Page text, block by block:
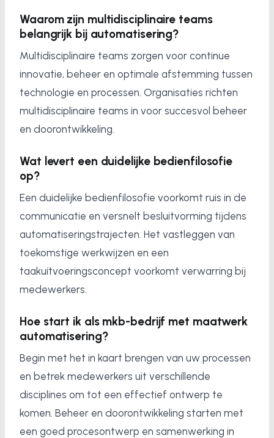
Waarom zijn multidisciplinaire teams
belangrijk bij automatisering?
Multidisciplinaire teams zorgen voor continue
innovatie, beheer en optimale afstemming tussen
technologie en processen. Organisaties richten
multidisciplinaire teams in voor succesvol beheer
en doorontwikkeling.
Wat levert een duidelijke bedienfilosofie
op?
Een duidelijke bedienfilosofie voorkomt ruis in de
communicatie en versnelt besluitvorming tijdens
automatiseringstrajecten. Het vastleggen van
toekomstige werkwijzen en een
taakuitvoeringsconcept voorkomt verwarring bij
medewerkers.
Hoe start ik als mkb-bedrijf met maatwerk
automatisering?
Begin met het in kaart brengen van uw processen
en betrek medewerkers uit verschillende
disciplines om tot een effectief ontwerp te
komen. Beheer en doorontwikkeling starten met
een goed procesontwerp en samenwerking in